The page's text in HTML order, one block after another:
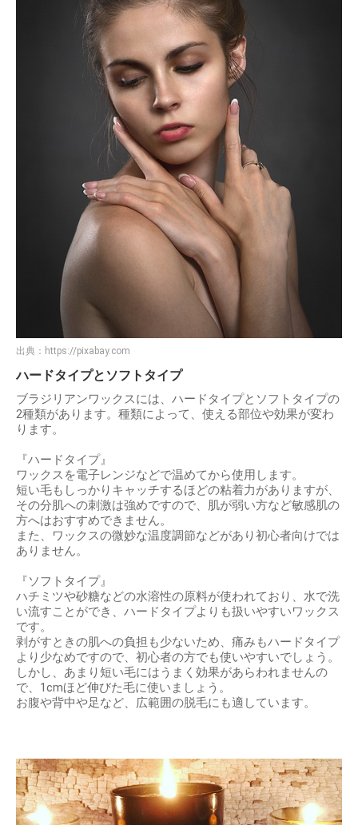
出典： https://pixabay.com
ハードタイプとソフトタイプ
ブラジリアンワックスには、ハードタイプとソフトタイプの
2種類があります。種類によって、使える部位や効果が変わ
ります。
『ハードタイプ』
ワックスを電子レンジなどで温めてから使用します。
短い毛もしっかりキャッチするほどの粘着力がありますが、
その分肌への刺激は強めですので、肌が弱い方など敏感肌の
方へはおすすめできません。
また、ワックスの微妙な温度調節などがあり初心者向けでは
ありません。
『ソフトタイプ』
ハチミツや砂糖などの水溶性の原料が使われており、水で洗
い流すことができ、ハードタイプよりも扱いやすいワックス
です。
剥がすときの肌への負担も少ないため、痛みもハードタイプ
より少なめですので、初心者の方でも使いやすいでしょう。
しかし、あまり短い毛にはうまく効果があらわれませんの
で、1cmほど伸びた毛に使いましょう。
お腹や背中や足など、広範囲の脱毛にも適しています。